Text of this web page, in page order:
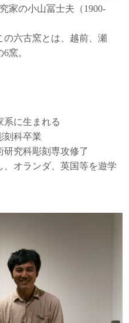
家の小山冨士夫（1900-
の六古窯とは、越前、瀬
窯。
に生まれる
刻科卒業
究科彫刻専攻修了
オランダ、英国等を遊学